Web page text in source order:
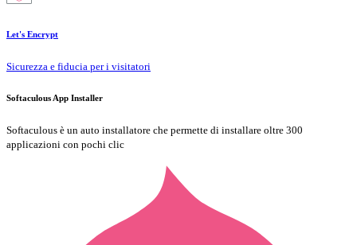
Let's Encrypt
Sicurezza e fiducia per i visitatori
Softaculous App Installer
Softaculous è un auto installatore che permette di installare oltre 300
applicazioni con pochi clic